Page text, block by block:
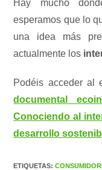
Hay mucho
esperamos que lo
una idea más
actualmente los
Podéis acceder al
documental
Conociendo al
desarrollo
ETIQUETAS: